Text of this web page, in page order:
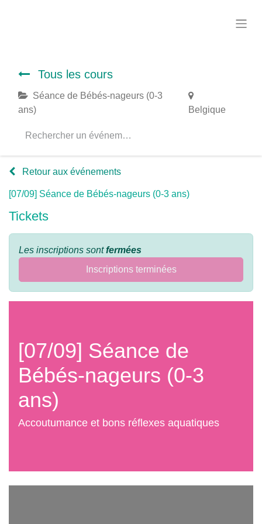
Tous les cours
Séance de Bébés-nageurs (0-3
ans)
Belgique
Retour aux événements
[07/09] Séance de Bébés-nageurs (0-3 ans)
Tickets
Les inscriptions sontfermées
Inscriptions terminées
[07/09] Séance de
Bébés-nageurs (0-3
ans)
Accoutumance et bons réflexes aquatiques